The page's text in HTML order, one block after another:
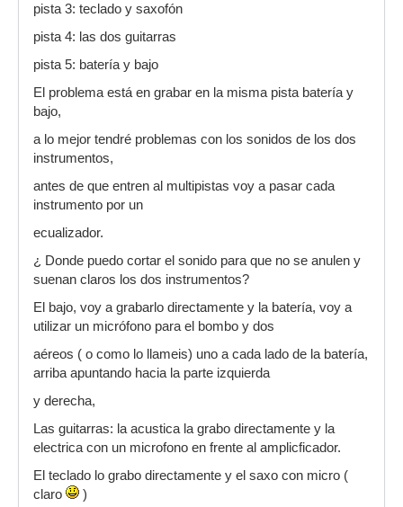
pista 3: teclado y saxofón
pista 4: las dos guitarras
pista 5: batería y bajo
El problema está en grabar en la misma pista batería y
bajo,
a lo mejor tendré problemas con los sonidos de los dos
instrumentos,
antes de que entren al multipistas voy a pasar cada
instrumento por un
ecualizador.
¿ Donde puedo cortar el sonido para que no se anulen y
suenan claros los dos instrumentos?
El bajo, voy a grabarlo directamente y la batería, voy a
utilizar un micrófono para el bombo y dos
aéreos ( o como lo llameis) uno a cada lado de la batería,
arriba apuntando hacia la parte izquierda
y derecha,
Las guitarras: la acustica la grabo directamente y la
electrica con un microfono en frente al amplicficador.
El teclado lo grabo directamente y el saxo con micro (
claro
)